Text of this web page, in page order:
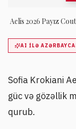
Aelis 2026 Payız
AI ILƏ
Sofia Krokiani
güc və gözəllik
qurub.